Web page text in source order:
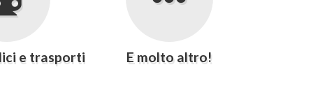
e trasporti E molto altro!